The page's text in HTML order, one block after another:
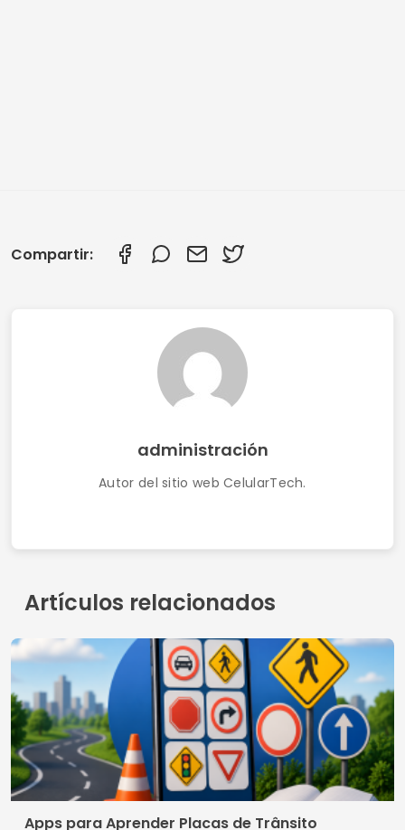
Compartir:
administración
Autor del sitio web CelularTech.
Artículos relacionados
Apps para Aprender Placas de Trânsito